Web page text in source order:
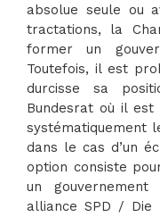
absolue seule ou
tractations, la
former un
Toutefois, il est
durcisse sa
Bundesrat où il est
systématiquement
dans le cas d’un
option consiste
un
alliance SPD /